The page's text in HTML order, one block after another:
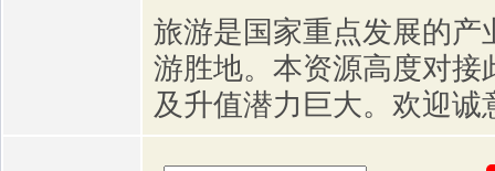
旅游是国家重点发展的产
游胜地。本资源高度对接
及升值潜力巨大。欢迎诚